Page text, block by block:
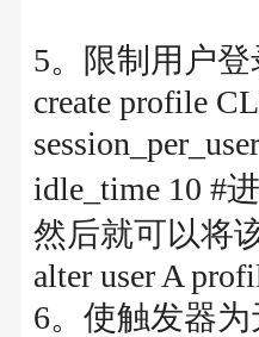
5。限制用户
create profile
idle_time 10 #
然后就可以将
alter user A
6。使触发器为